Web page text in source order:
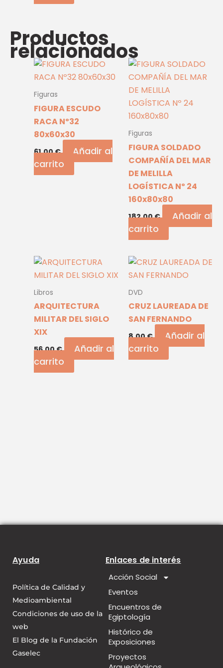
Productos
relacionados
Figuras
FIGURA ESCUDO
RACA Nº32
80x60x30
61,00€
Añadir al
carrito
Figuras
FIGURA SOLDADO
COMPAÑÍA DEL MAR
DE MELILLA
LOGÍSTICA Nº 24
160x80x80
182,00€
Añadir al
carrito
Libros
ARQUITECTURA
MILITAR DEL SIGLO
XIX
56,00€
Añadir al
carrito
DVD
CRUZ LAUREADA DE
SAN FERNANDO
8,00€
Añadir al
carrito
Ayuda
Política de Calidad y
Medioambiental
Condiciones de uso de la
web
El Blog de la Fundación
Gaselec
Enlaces de interés
Acción Social
Eventos
Encuentros de
Egiptología
Histórico de
Exposiciones
Proyectos